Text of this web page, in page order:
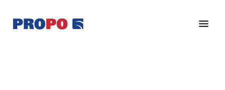
pääsisältöön
alatunnisteeseen